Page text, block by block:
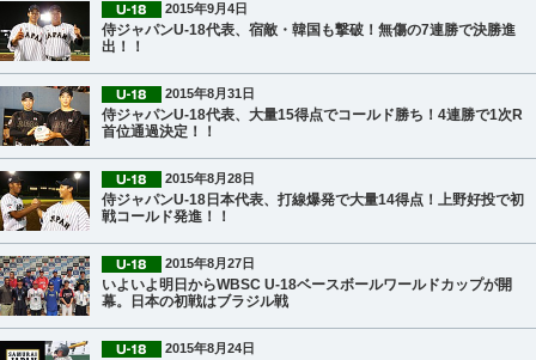
2015年9月4日
侍ジャパンU-18代表、宿敵・韓国も撃破！無傷の7連勝で決勝進
出！！
2015年8月31日
侍ジャパンU-18代表、大量15得点でコールド勝ち！4連勝で1次R
首位通過決定！！
2015年8月28日
侍ジャパンU-18日本代表、打線爆発で大量14得点！上野好投で初
戦コールド発進！！
2015年8月27日
いよいよ明日からWBSC U-18ベースボールワールドカップが開
幕。日本の初戦はブラジル戦
2015年8月24日